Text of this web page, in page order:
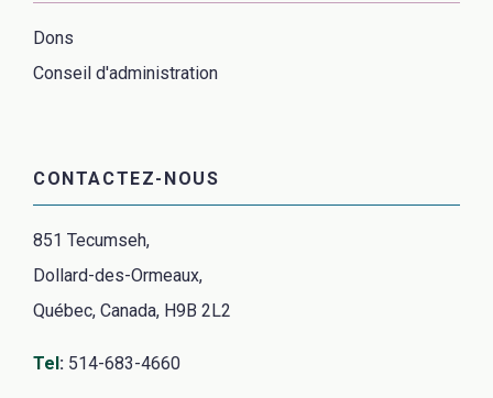
Dons
Conseil d'administration
CONTACTEZ-NOUS
851 Tecumseh,
Dollard-des-Ormeaux,
Québec, Canada, H9B 2L2
Tel: 514-683-4660